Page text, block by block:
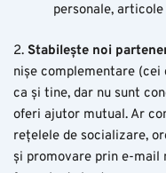
personale, articole
2. Stabilește noi
nișe complementare
ca și tine, dar nu sunt
oferi ajutor mutual. Ar
rețelele de socializare,
și promovare prin e-mail